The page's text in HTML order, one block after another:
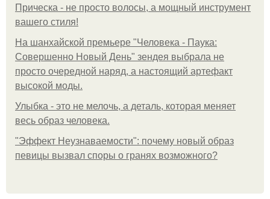
Прическа - не просто волосы, а мощный инструмент
вашего стиля!
На шанхайской премьере "Человека - Паука:
Совершенно Новый День" зендея выбрала не
просто очередной наряд, а настоящий артефакт
высокой моды.
Улыбка - это не мелочь, а деталь, которая меняет
весь образ человека.
"Эффект Неузнаваемости": почему новый образ
певицы вызвал споры о гранях возможного?